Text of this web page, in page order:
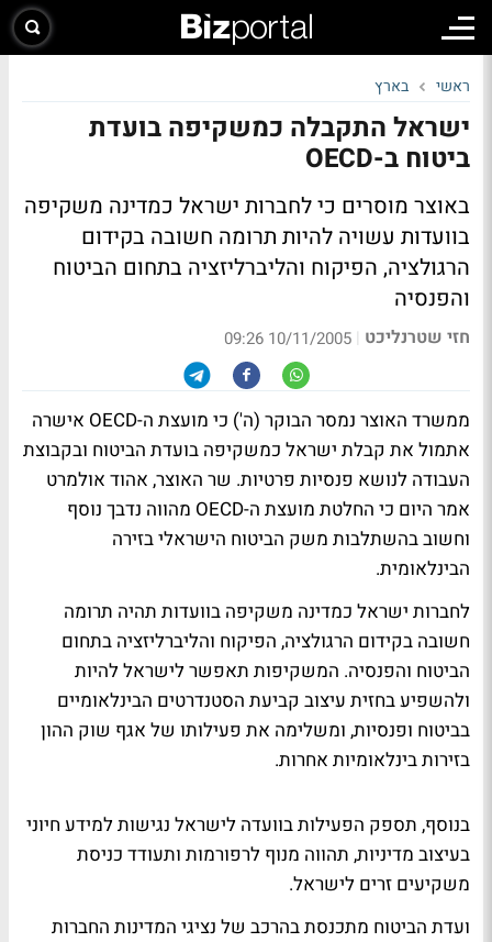
ראשי בארץ
ישראל התקבלה כמשקיפה בועדת
ביטוח ב-OECD
באוצר מוסרים כי לחברות ישראל כמדינה משקיפה
בוועדות עשויה להיות תרומה חשובה בקידום
הרגולציה, הפיקוח והליברליזציה בתחום הביטוח
והפנסיה
חזי שטרנליכט |
10/11/2005 09:26
ממשרד האוצר נמסר הבוקר (ה') כי מועצת ה-OECD אישרה
אתמול את קבלת ישראל כמשקיפה בועדת הביטוח ובקבוצת
העבודה לנושא פנסיות פרטיות. שר האוצר, אהוד אולמרט
אמר היום כי החלטת מועצת ה-OECD מהווה נדבך נוסף
וחשוב בהשתלבות משק הביטוח הישראלי בזירה
הבינלאומית.
לחברוּת ישראל כמדינה משקיפה בוועדות תהיה תרומה
חשובה בקידום הרגולציה, הפיקוח והליברליזציה בתחום
הביטוח והפנסיה. המשקיפות תאפשר לישראל להיות
ולהשפיע בחזית עיצוב קביעת הסטנדרטים הבינלאומיים
בביטוח ופנסיות, ומשלימה את פעילותו של אגף שוק ההון
בזירות בינלאומיות אחרות.
בנוסף, תספק הפעילות בוועדה לישראל נגישות למידע חיוני
בעיצוב מדיניות, תהווה מנוף לרפורמות ותעודד כניסת
משקיעים זרים לישראל.
ועדת הביטוח מתכנסת בהרכב של נציגי המדינות החברות